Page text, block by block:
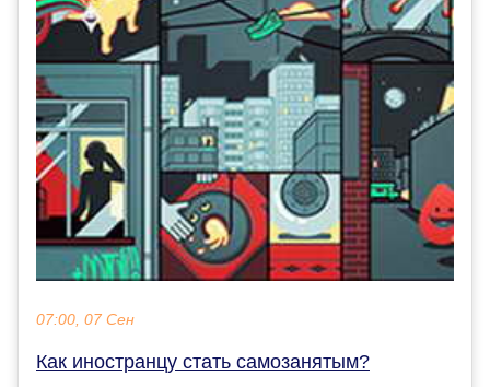
07:00, 07 Сен
Как иностранцу стать самозанятым?